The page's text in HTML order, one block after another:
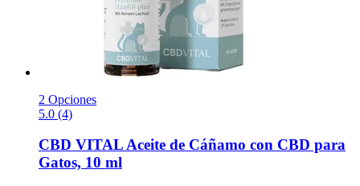
2 Opciones
5.0 (4)
CBD VITALAceite de Cáñamo con CBD para
Gatos, 10 ml